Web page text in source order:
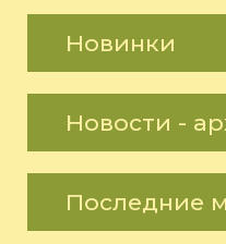
Новинки
Новости -
Последние